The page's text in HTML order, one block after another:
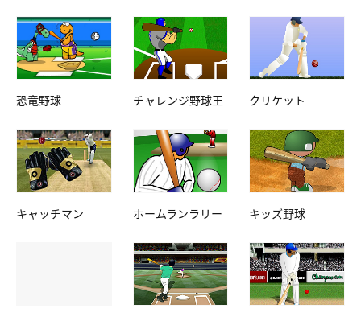
恐竜野球 チャレンジ野球王 クリケット
キャッチマン ホームランラリー キッズ野球